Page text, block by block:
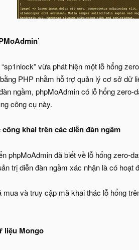
vừa phát hiện một lỗ hổng
PHP nhằm hỗ trợ quản lý cơ sở dữ
ngầm, phpMoAdmin có lỗ hổng
công cụ này.
khai trên các diễn đàn ngầm
phpMoAdmin đã biết về lỗ hổng zero-
trị diễn đàn ngầm xác nhận là có hoạt
và truy cập mã khai thác lỗ hổng
liệu Mongo